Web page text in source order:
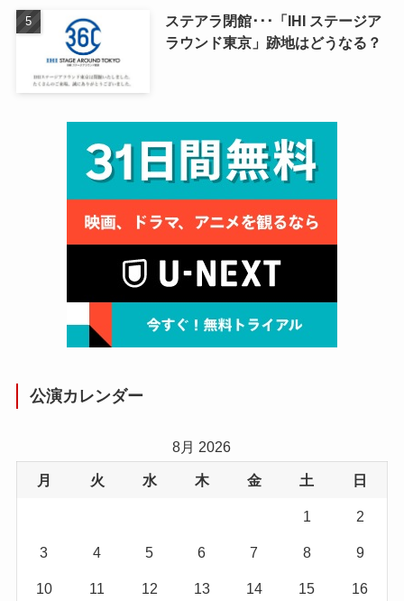
ステアラ閉館･･･「IHI ステージア
ラウンド東京」跡地はどうなる？
公演カレンダー
8月 2026
月 火 水 木 金 土 日
1 2
3 4 5 6 7 8 9
10 11 12 13 14 15 16